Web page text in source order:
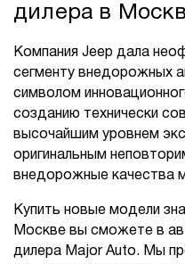
дилера в
Компания Jeep дала
сегменту внедорожных
символом
созданию технически
высочайшим уровнем
оригинальным
внедорожные качества
Купить новые модели
Москве вы сможете в
дилера Major Auto. Мы